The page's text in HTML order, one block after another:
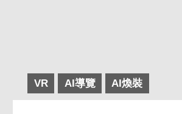
VR AI導覽 AI煥裝